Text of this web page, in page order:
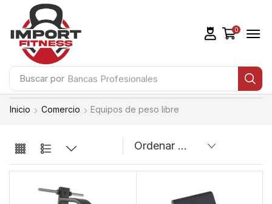
Buscar por Bancas Profesionales
0
Inicio Comercio Equipos de peso libre